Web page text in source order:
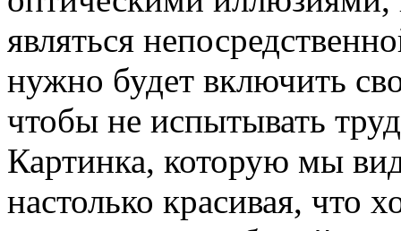
являться
нужно будет включить
чтобы не испытывать
Картинка, которую мы
настолько красивая, что